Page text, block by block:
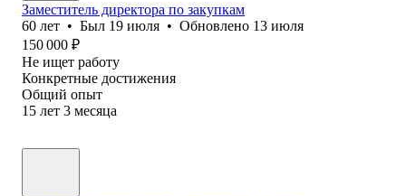
Заместитель директора по закупкам
60 лет • Был 19 июля • Обновлено 13 июля
150 000 ₽
Не ищет работу
Конкретные достижения
Общий опыт
15 лет 3 месяца